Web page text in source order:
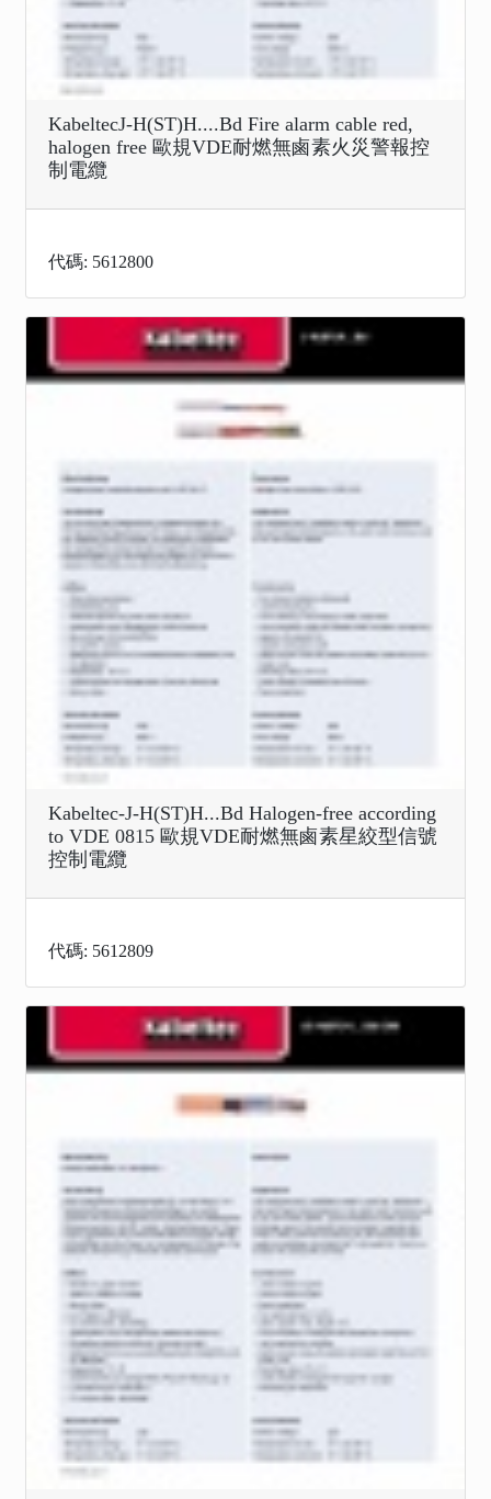
KabeltecJ-H(ST)H....Bd Fire alarm cable red,
halogen free 歐規VDE耐燃無鹵素火災警報控
制電纜
代碼: 5612800
Kabeltec-J-H(ST)H...Bd Halogen-free according
to VDE 0815 歐規VDE耐燃無鹵素星絞型信號
控制電纜
代碼: 5612809